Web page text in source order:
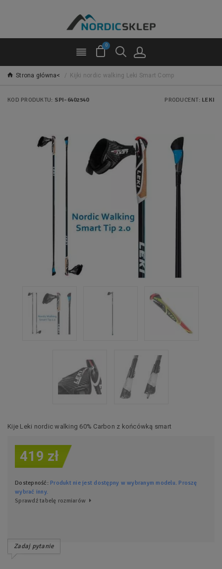
0
Strona główna< / Kijki nordic walking Leki Smart Comp
KOD PRODUKTU: SPI-6402540 PRODUCENT: LEKI
Kije Leki nordic walking 60% Carbon z końcówką smart
419 zł
Dostepność: Produkt nie jest dostępny w wybranym modelu. Proszę
wybrać inny.
Sprawdź tabelę rozmiarów
Zadaj pytanie